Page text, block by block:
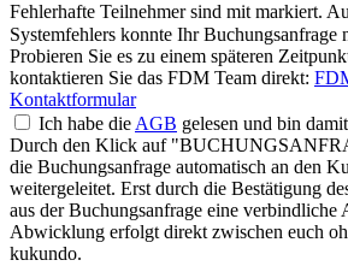
Fehlerhafte Teilnehmer sind mitmarkiert.
Systemfehlers konnte Ihr Buchungsanfrage
Probieren Sie es zu einem späteren
kontaktieren Sie das FDM Team direkt:
Kontaktformular
Ich habe dieAGB gelesen und bin
Durch den Klick auf
die Buchungsanfrage automatisch an den
weitergeleitet. Erst durch die Bestätigung
aus der Buchungsanfrage eine
Abwicklung erfolgt direkt zwischen euch
kukundo.